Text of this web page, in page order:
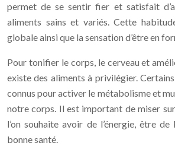
permet de se sentir fier et satisfait
aliments sains et variés. Cette
globale ainsi que la sensation d’être en
Pour tonifier le corps, le cerveau et
existe des aliments à privilégier.
connus pour activer le métabolisme et
notre corps. Il est important de miser
l’on souhaite avoir de l’énergie, être
bonne santé.